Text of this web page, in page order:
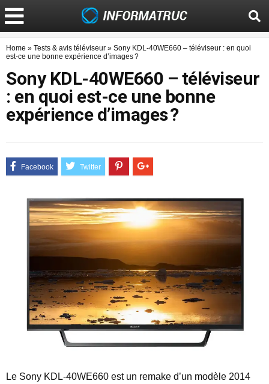
Home » Tests & avis téléviseur » Sony KDL-40WE660 – téléviseur : en quoi
est-ce une bonne expérience d’images ?
Sony KDL-40WE660 – téléviseur
: en quoi est-ce une bonne
expérience d’images ?
Le Sony KDL-40WE660 est un remake d’un modèle 2014